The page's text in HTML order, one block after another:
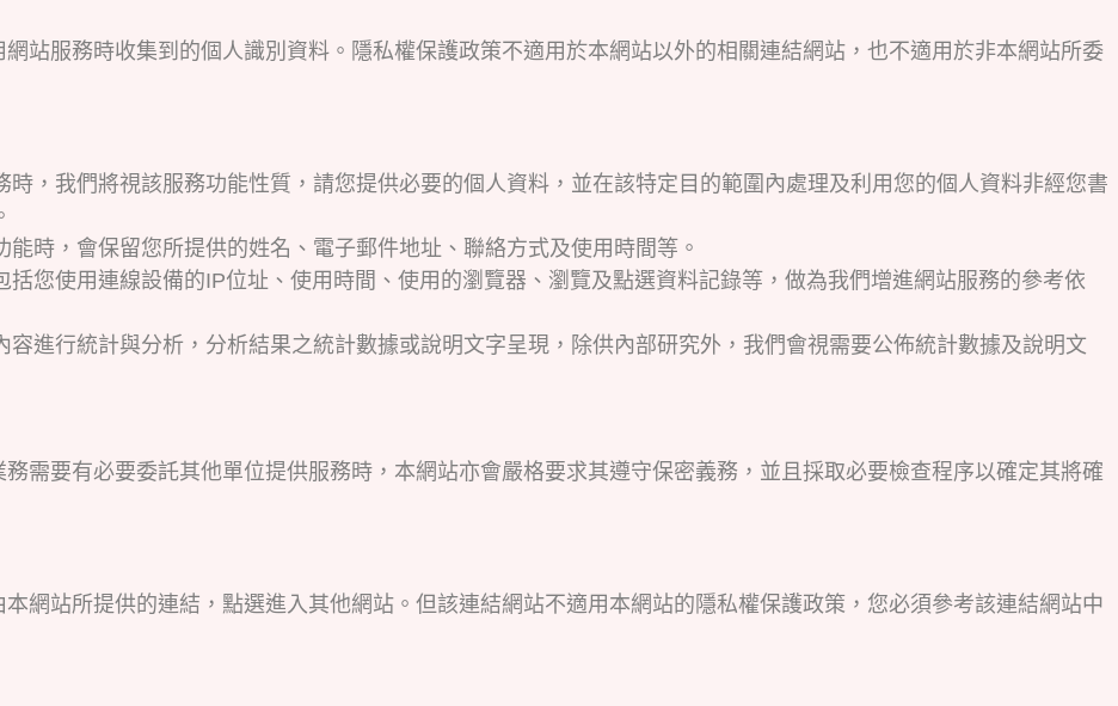
站服務時收集到的個人識別資料。隱私權保護政策不適用於本網站以外的相關連結網站，也不適用於非本網站所委
，我們將視該服務功能性質，請您提供必要的個人資料，並在該特定目的範圍內處理及利用您的個人資料非經您書
時，會保留您所提供的姓名、電子郵件地址、聯絡方式及使用時間等。
您使用連線設備的IP位址、使用時間、使用的瀏覽器、瀏覽及點選資料記錄等，做為我們增進網站服務的參考依
進行統計與分析，分析結果之統計數據或說明文字呈現，除供內部研究外，我們會視需要公佈統計數據及說明文
需要有必要委託其他單位提供服務時，本網站亦會嚴格要求其遵守保密義務，並且採取必要檢查程序以確定其將確
網站所提供的連結，點選進入其他網站。但該連結網站不適用本網站的隱私權保護政策，您必須參考該連結網站中